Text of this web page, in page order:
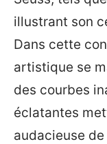
illustrant son
Dans cette
artistique se
des courbes
éclatantes
audacieuse de